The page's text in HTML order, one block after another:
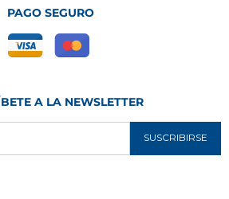
PAGO SEGURO
A LA NEWSLETTER
SUSCRIBIRSE